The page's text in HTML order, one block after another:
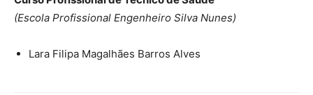
(Escola Profissional Engenheiro Silva Nunes)
Lara Filipa Magalhães Barros Alves